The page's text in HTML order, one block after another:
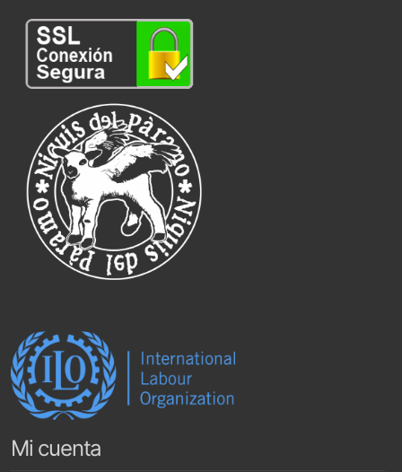
Mi cuenta